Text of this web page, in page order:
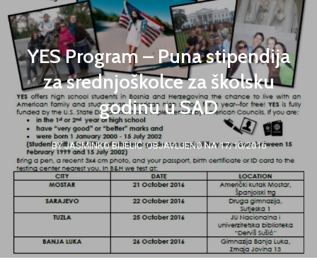
YES Program – Puna stipendija
za srednjoškolce za školsku
godinu u SAD
BY JASMINKO BIJELIĆ OBJAVLJENO NA 17/10/2016